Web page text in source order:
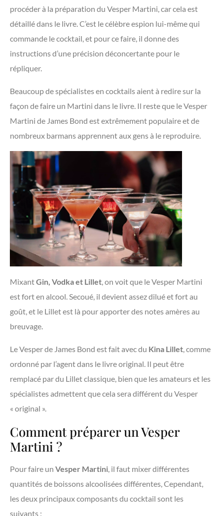
procéder à la préparation du Vesper Martini, car cela est
détaillé dans le livre. C’est le célèbre espion lui-même qui
commande le cocktail, et pour ce faire, il donne des
instructions d’une précision déconcertante pour le
répliquer.
Beaucoup de spécialistes en cocktails aient à redire sur la
façon de faire un Martini dans le livre. Il reste que le Vesper
Martini de James Bond est extrêmement populaire et de
nombreux barmans apprennent aux gens à le reproduire.
MixantGin, Vodka et Lillet , on voit que le Vesper Martini
est fort en alcool. Secoué, il devient assez dilué et fort au
goût, et le Lillet est là pour apporter des notes amères au
breuvage.
Le Vesper de James Bond est fait avec du Kina Lillet , comme
ordonné par l’agent dans le livre original. Il peut être
remplacé par du Lillet classique, bien que les amateurs et les
spécialistes admettent que cela sera différent du Vesper
« original ».
Comment préparer un Vesper
Martini ?
Pour faire un Vesper Martini , il faut mixer différentes
quantités de boissons alcoolisées différentes, Cependant,
les deux principaux composants du cocktail sont les
suivants :